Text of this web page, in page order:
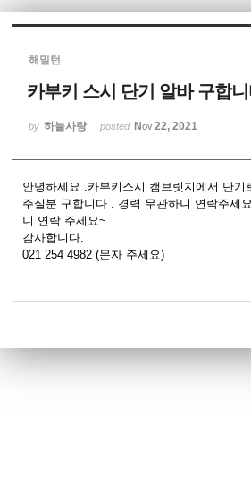
해밀턴
카부키 스시 단기 알바 구합
by 하늘사랑 posted Nov 22, 2021
안녕하세요 .카부키스시 캠브릿지에서 단
주실분 구합니다 . 경력 무관하니 연락주세
니 연락 주세요~
감사합니다.
021 254 4982 (문자 주세요)
Sketchbook5, 스케치
Sketchbook5, 스케